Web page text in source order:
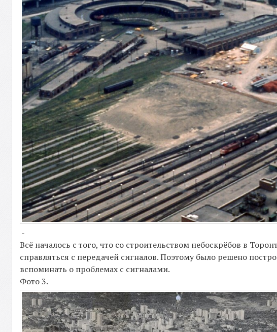
-
Всё началось с того, что со строительством небоскрёбов в
справляться с передачей сигналов. Поэтому было решено
вспоминать о проблемах с сигналами.
Фото 3.